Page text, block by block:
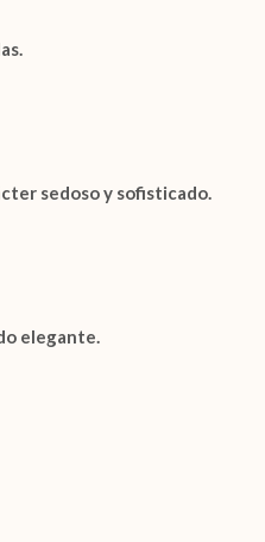
sedoso y sofisticado.
elegante.